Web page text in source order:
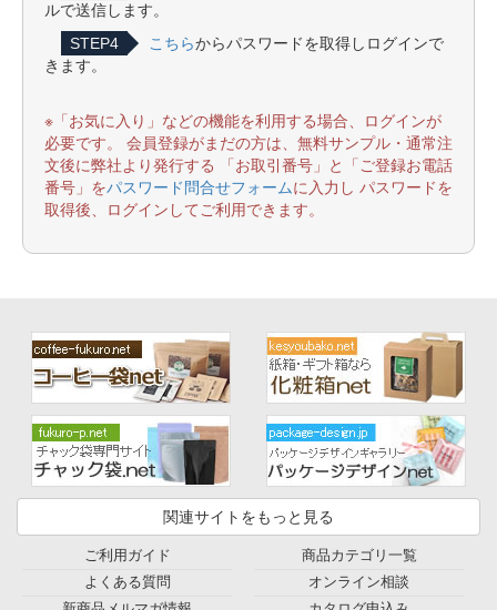
ルで送信します。
STEP4
こちらからパスワードを取得しログインで
きます。
※「お気に入り」などの機能を利用する場合、ログインが
必要です。 会員登録がまだの方は、無料サンプル・通常注
文後に弊社より発行する 「お取引番号」と「ご登録お電話
番号」をパスワード問合せフォームに入力し パスワードを
取得後、ログインしてご利用できます。
関連サイトをもっと見る
ご利用ガイド
よくある質問
商品カテゴリ一覧
オンライン相談